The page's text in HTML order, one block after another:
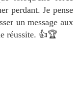
perdant. Je pense
un message aux
réussite. 👍🏆